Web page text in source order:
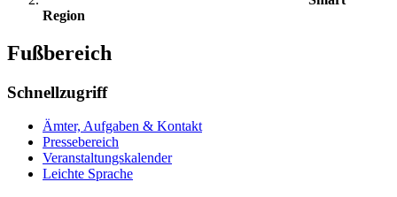
Region
Fußbereich
Schnellzugriff
Ämter, Aufgaben & Kontakt
Pressebereich
Veranstaltungskalender
Leichte Sprache